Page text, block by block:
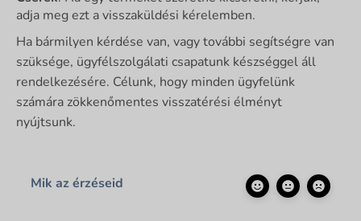
adja meg ezt a visszaküldési kérelemben.
Ha bármilyen kérdése van, vagy további segítségre van
szüksége, ügyfélszolgálati csapatunk készséggel áll
rendelkezésére. Célunk, hogy minden ügyfelünk
számára zökkenőmentes visszatérési élményt
nyújtsunk.
Mik az érzéseid